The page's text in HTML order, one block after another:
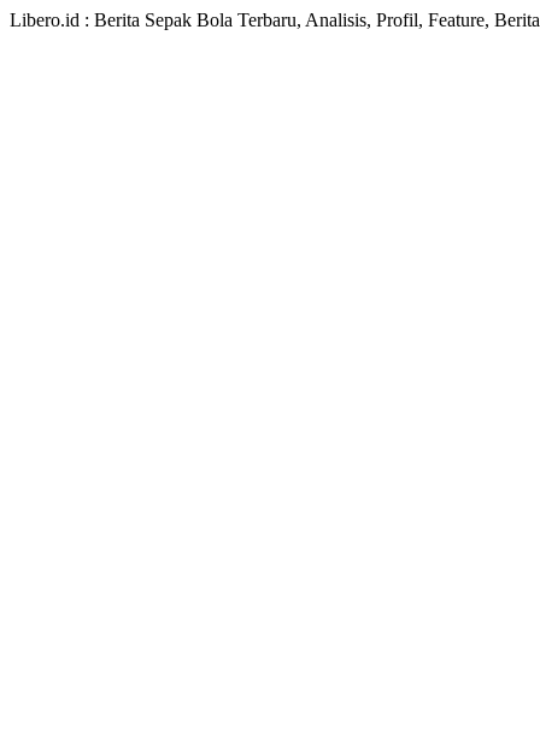
Libero.id : Berita Sepak Bola Terbaru, Analisis, Profil, Feature,